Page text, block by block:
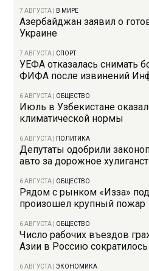
7 АВГУСТА В МИРЕ
Азербайджан заявил о
Украине
7 АВГУСТА СПОРТ
УЕФА отказалась снимать
ФИФА после извинений
6 АВГУСТА ОБЩЕСТВО
Июль в Узбекистане
климатической нормы
6 АВГУСТА ПОЛИТИКА
Депутаты одобрили
авто за дорожное
6 АВГУСТА ОБЩЕСТВО
Рядом с рынком «Изза»
произошел крупный пожар
6 АВГУСТА ОБЩЕСТВО
Число рабочих въездов
Азии в Россию сократилось
6 АВГУСТА |ЭКОНОМИКА